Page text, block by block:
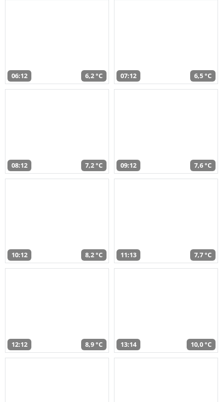
06:12 6,2 °C 07:12 6,5 °C
08:12 7,2 °C 09:12 7,6 °C
10:12 8,2 °C 11:13 7,7 °C
12:12 8,9 °C 13:14 10,0 °C